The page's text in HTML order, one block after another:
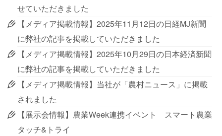
せていただきました
【メディア掲載情報】2025年11月12日の日経MJ新聞
に弊社の記事を掲載していただきました
【メディア掲載情報】2025年10月29日の日本経済新聞
に弊社の記事を掲載していただきました
【メディア掲載情報】当社が「農村ニュース」に掲載
されました
【展示会情報】農業Week連携イベント スマート農業
タッチ&トライ